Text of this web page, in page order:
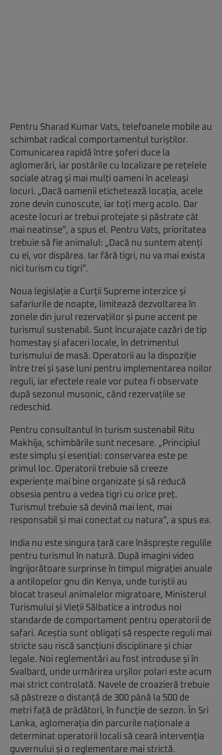
Pentru Sharad Kumar Vats, telefoanele mobile au
schimbat radical comportamentul turiștilor.
Comunicarea rapidă între șoferi duce la
aglomerări, iar postările cu localizare pe rețelele
sociale atrag și mai mulți oameni în aceleași
locuri. „Dacă oamenii etichetează locația, acele
zone devin cunoscute, iar toți merg acolo. Dar
aceste locuri ar trebui protejate și păstrate cât
mai neatinse”, a spus el. Pentru Vats, prioritatea
trebuie să fie animalul: „Dacă nu suntem atenți
cu ei, vor dispărea. Iar fără tigri, nu va mai exista
nici turism cu tigri”.
Noua legislație a Curții Supreme interzice și
safariurile de noapte, limitează dezvoltarea în
zonele din jurul rezervațiilor și pune accent pe
turismul sustenabil. Sunt încurajate cazări de tip
homestay și afaceri locale, în detrimentul
turismului de masă. Operatorii au la dispoziție
între trei și șase luni pentru implementarea noilor
reguli, iar efectele reale vor putea fi observate
după sezonul musonic, când rezervațiile se
redeschid.
Pentru consultantul în turism sustenabil Ritu
Makhija, schimbările sunt necesare. „Principiul
este simplu și esențial: conservarea este pe
primul loc. Operatorii trebuie să creeze
experiențe mai bine organizate și să reducă
obsesia pentru a vedea tigri cu orice preț.
Turismul trebuie să devină mai lent, mai
responsabil și mai conectat cu natura”, a spus ea.
India nu este singura țară care înăsprește regulile
pentru turismul în natură. După imagini video
îngrijorătoare surprinse în timpul migrației anuale
a antilopelor gnu din Kenya, unde turiștii au
blocat traseul animalelor migratoare, Ministerul
Turismului și Vieții Sălbatice a introdus noi
standarde de comportament pentru operatorii de
safari. Aceștia sunt obligați să respecte reguli mai
stricte sau riscă sancțiuni disciplinare și chiar
legale. Noi reglementări au fost introduse și în
Svalbard, unde urmărirea urșilor polari este acum
mai strict controlată. Navele de croazieră trebuie
să păstreze o distanță de 300 până la 500 de
metri față de prădători, în funcție de sezon. În Sri
Lanka, aglomerația din parcurile naționale a
determinat operatorii locali să ceară intervenția
guvernului și o reglementare mai strictă.